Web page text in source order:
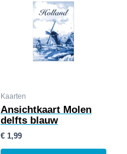
Kaarten
Ansichtkaart Molen
delfts blauw
€ 1,99